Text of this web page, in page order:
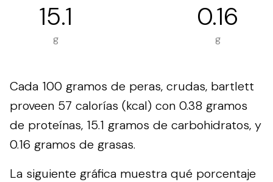
15.1
g
0.16
g
Cada 100 gramos de peras, crudas, bartlett
proveen 57 calorías (kcal) con 0.38 gramos
de proteínas, 15.1 gramos de carbohidratos, y
0.16 gramos de grasas.
La siguiente gráfica muestra qué porcentaje